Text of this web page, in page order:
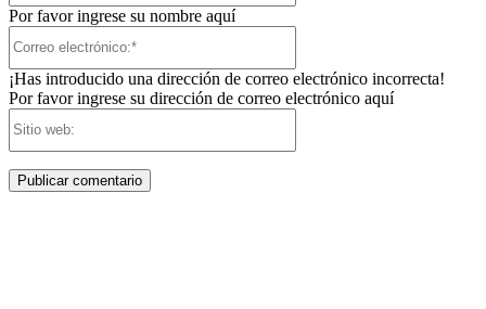
Por favor ingrese su nombre aquí
¡Has introducido una dirección de correo electrónico incorrecta!
Por favor ingrese su dirección de correo electrónico aquí